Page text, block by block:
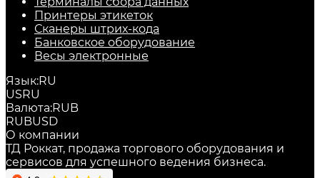
Принтеры этикеток
Сканеры штрих-кода
Банковское оборудование
Весы электронные
Язык:RU
USRU
Валюта:RUB
RUBUSD
О компании
ТД Роккат, продажа торгового оборудования и
сервисов для успешного ведения бизнеса.